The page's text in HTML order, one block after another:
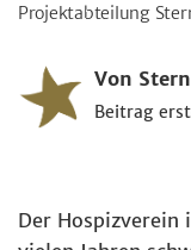
Projektabteilung
Von
Beitrag
Der